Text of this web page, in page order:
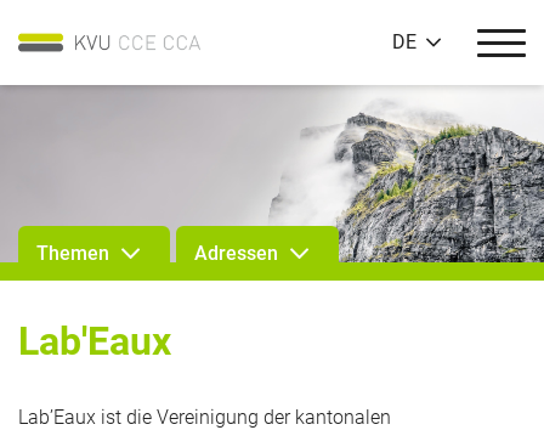
DE
Themen Adressen
Lab'Eaux
Lab’Eaux ist die Vereinigung der kantonalen